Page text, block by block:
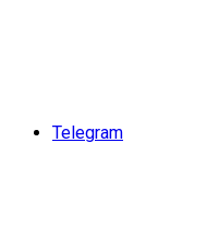
Telegram